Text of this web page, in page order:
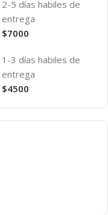
2-5 días habiles de
entrega
$7000
1-3 días habiles de
entrega
$4500